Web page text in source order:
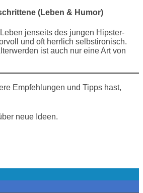
(Leben & Humor)
jenseits des jungen Hipster-
und oft herrlich selbstironisch.
ist auch nur eine Art von
Empfehlungen und Tipps hast,
neue Ideen.